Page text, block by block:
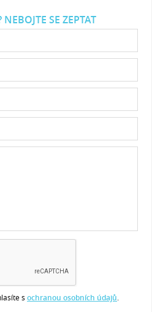
SE ZEPTAT
s ochranou osobních údajů